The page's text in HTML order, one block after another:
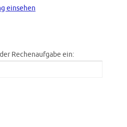
einsehen
Rechenaufgabe ein: